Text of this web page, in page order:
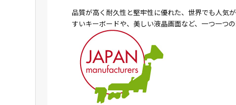
品質が高く耐久性と堅牢性に優れた、世界でも人気
すいキーボードや、美しい液晶画面など、一つ一つ